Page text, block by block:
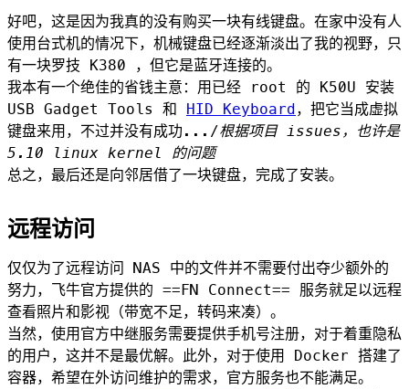
好吧，这是因为我真的没有购买一块有线键盘。在家中没有人
使用台式机的情况下，机械键盘已经逐渐淡出了我的视野，只
有一块罗技 K380 ，但它是蓝牙连接的。
我本有一个绝佳的省钱主意：用已经 root 的 K50U 安装
USB Gadget Tools 和 HID Keyboard，把它当成虚拟
键盘来用，不过并没有成功.../根据项目 issues，也许是
5.10 linux kernel 的问题
总之，最后还是向邻居借了一块键盘，完成了安装。
远程访问
仅仅为了远程访问 NAS 中的文件并不需要付出夺少额外的
努力，飞牛官方提供的 ==FN Connect== 服务就足以远程
查看照片和影视（带宽不足，转码来凑）。
当然，使用官方中继服务需要提供手机号注册，对于着重隐私
的用户，这并不是最优解。此外，对于使用 Docker 搭建了
容器，希望在外访问维护的需求，官方服务也不能满足。